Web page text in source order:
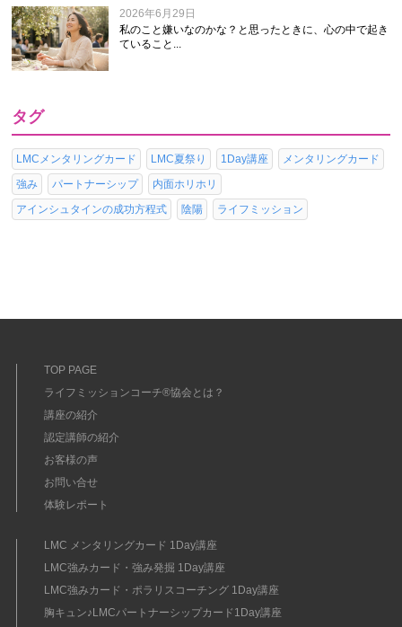
2026年6月29日
私のこと嫌いなのかな？と思ったときに、心の中で起き
ていること...
タグ
LMCメンタリングカード LMC夏祭り 1Day講座
メンタリングカード
強み
パートナーシップ
内面ホリホリ
アインシュタインの成功方程式
陰陽 ライフミッション
TOP PAGE
ライフミッションコーチ®協会とは？
講座の紹介
認定講師の紹介
お客様の声
お問い合せ
体験レポート
LMC メンタリングカード 1Day講座
LMC強みカード・強み発掘 1Day講座
LMC強みカード・ポラリスコーチング 1Day講座
胸キュン♪LMCパートナーシップカード1Day講座